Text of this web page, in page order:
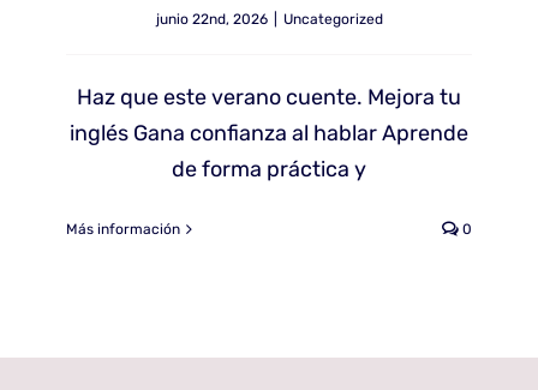
junio 22nd, 2026 Uncategorized
Haz que este verano cuente. Mejora tu
inglés Gana confianza al hablar Aprende
de forma práctica y
Más información 0